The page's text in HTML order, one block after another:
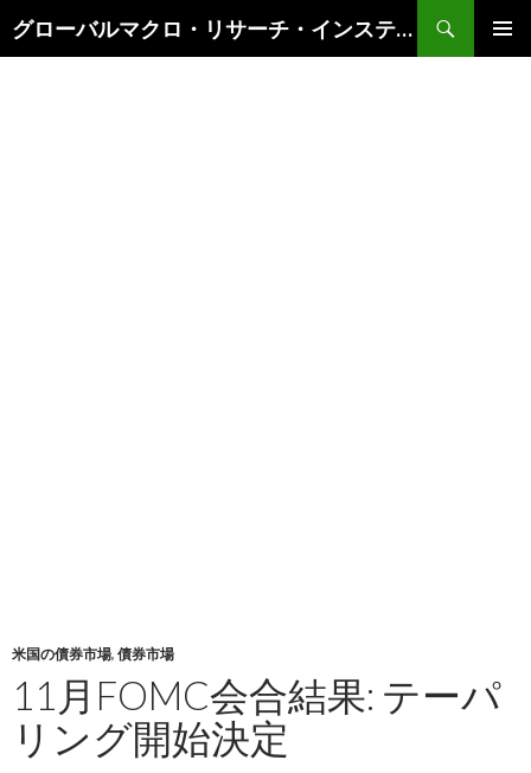
グローバルマクロ・リサーチ・インスティテュート
索
米国の債券市場, 債券市場
11月FOMC会合結果: テーパ
リング開始決定